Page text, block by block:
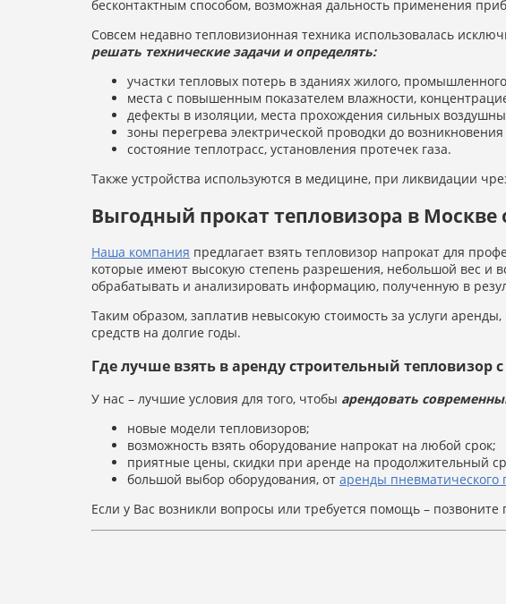
бесконтактным способом, возможная дальность применения
Совсем недавно тепловизионная техника использовалась
решать технические задачи и определять:
участки тепловых потерь в зданиях жилого,
места с повышенным показателем влажности,
дефекты в изоляции, места прохождения сильных
зоны перегрева электрической проводки до
состояние теплотрасс, установления протечек газа.
Также устройства используются в медицине, при ликвидации
Выгодный прокат тепловизора в
Наша компания предлагает взять тепловизор напрокат для
которые имеют высокую степень разрешения, небольшой вес и
обрабатывать и анализировать информацию, полученную в
Таким образом, заплатив невысокую стоимость за услуги
средств на долгие годы.
Где лучше взять в аренду строительный тепловизор
У нас – лучшие условия для того, чтобы арендовать
новые модели тепловизоров;
возможность взять оборудование напрокат на любой срок;
приятные цены, скидки при аренде на продолжительный
большой выбор оборудования, от аренды пневматического
Если у Вас возникли вопросы или требуется помощь –